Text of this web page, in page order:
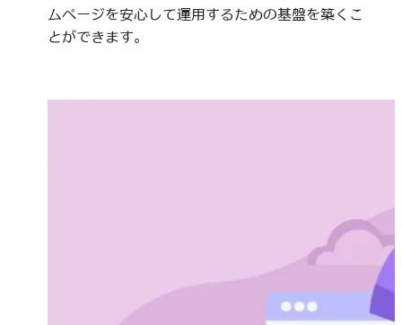
ムページを安心して運用するための基盤を築くこ
とができます。